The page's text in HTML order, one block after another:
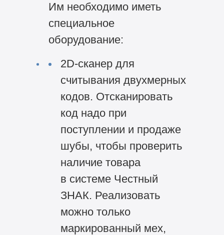
Им необходимо иметь
специальное
оборудование:
2D-сканер для
считывания двухмерных
кодов. Отсканировать
код надо при
поступлении и продаже
шубы, чтобы проверить
наличие товара
в системе Честный
ЗНАК. Реализовать
можно только
маркированный мех,